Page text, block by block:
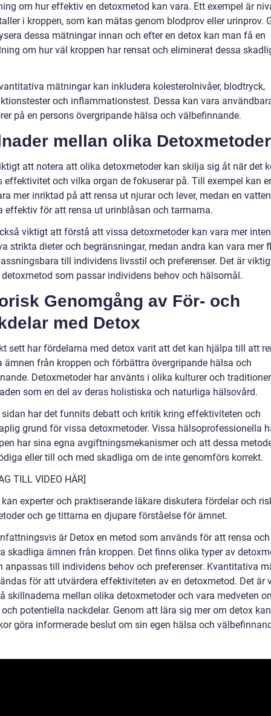
om hur effektiv en detoxmetod kan vara. Ett exempel är
i kroppen, som kan mätas genom blodprov eller urinprov.
dessa mätningar innan och efter en detox kan man få en
om hur väl kroppen har rensat och eliminerat dessa
mätningar kan inkludera kolesterolnivåer, blodtryck,
och inflammationstest. Dessa kan vara
på en persons övergripande hälsa och välbefinnande.
mellan olika Detoxmetoder
att notera att olika detoxmetoder kan skilja sig åt när det
effektivitet och vilka organ de fokuserar på. Till exempel kan
mer inriktad på att rensa ut njurar och lever, medan en
effektiv för att rensa ut urinblåsan och tarmarna.
viktigt att förstå att vissa detoxmetoder kan vara mer
strikta dieter och begränsningar, medan andra kan vara mer
till individens livsstil och preferenser. Det är
som passar individens behov och hälsomål.
Genomgång av För- och
med Detox
sett har fördelarna med detox varit att det kan hjälpa till att
ämnen från kroppen och förbättra övergripande hälsa och
Detoxmetoder har använts i olika kulturer och
som en del av deras holistiska och naturliga hälsovård.
sidan har det funnits debatt och kritik kring effektiviteten och
grund för vissa detoxmetoder. Vissa hälsoprofessionella
har sina egna avgiftningsmekanismer och att dessa
eller till och med skadliga om de inte genomförs korrekt.
TILL VIDEO HÄR]
experter och praktiserande läkare diskutera fördelar och
och ge tittarna en djupare förståelse för ämnet.
är Detox en metod som används för att rensa och
skadliga ämnen från kroppen. Det finns olika typer av
anpassas till individens behov och preferenser. Kvantitativa
för att utvärdera effektiviteten av en detoxmetod. Det är
skillnaderna mellan olika detoxmetoder och vara medveten
potentiella nackdelar. Genom att lära sig mer om detox kan
göra informerade beslut om sin egen hälsa och